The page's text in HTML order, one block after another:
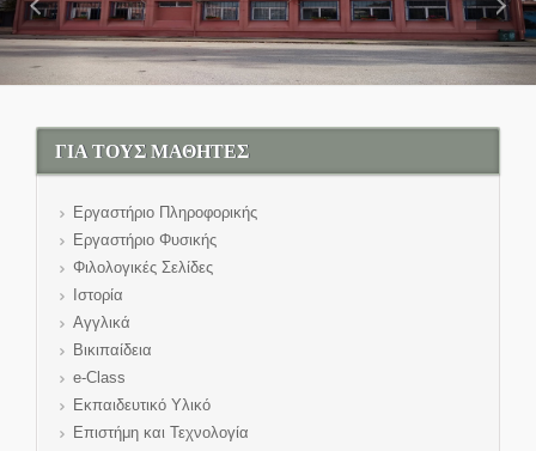
ΓΙΑ ΤΟΥΣ ΜΑΘΗΤΕΣ
Εργαστήριο Πληροφορικής
Εργαστήριο Φυσικής
Φιλολογικές Σελίδες
Ιστορία
Αγγλικά
Βικιπαίδεια
e-Class
Εκπαιδευτικό Υλικό
Επιστήμη και Τεχνολογία